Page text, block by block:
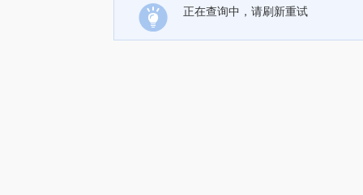
正在查询中，请刷新重试